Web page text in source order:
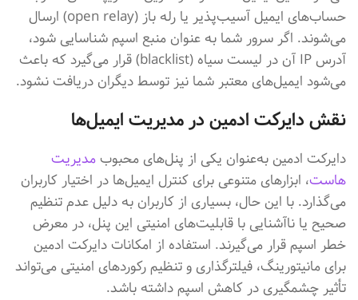
حساب‌های ایمیل آسیب‌پذیر یا رله باز (open relay) ارسال
می‌شوند. اگر سرور شما به عنوان منبع اسپم شناسایی شود،
آدرس IP آن در لیست سیاه (blacklist) قرار می‌گیرد که باعث
می‌شود ایمیل‌های معتبر شما نیز توسط دیگران دریافت نشود.
نقش دایرکت ادمین در مدیریت ایمیل‌ها
دایرکت ادمین به‌عنوان یکی از پنل‌های محبوبمدیریت
هاست، ابزارهای متنوعی برای کنترل ایمیل‌ها در اختیار کاربران
می‌گذارد. با این حال، بسیاری از کاربران به دلیل عدم تنظیم
صحیح یا ناآشنایی با قابلیت‌های امنیتی این پنل، در معرض
خطر اسپم قرار می‌گیرند. استفاده از امکانات دایرکت ادمین
برای مانیتورینگ، فیلترگذاری و تنظیم رکوردهای امنیتی می‌تواند
تأثیر چشمگیری در کاهش اسپم داشته باشد.